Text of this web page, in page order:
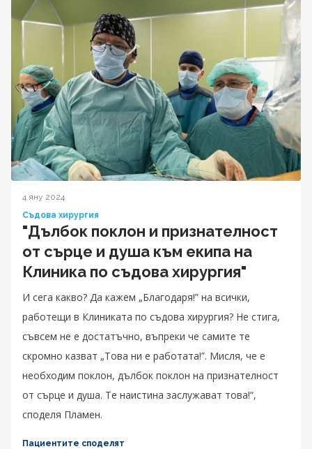
4 яну 2024
Съдова хирургия
"Дълбок поклон и признателност
от сърце и душа към екипа на
Клиника по съдова хирургия"
И сега какво? Да кажем „Благодаря!” на всички,
работещи в Клиниката по съдова хирургия? Не стига,
съвсем не е достатъчно, въпреки че самите те
скромно казват „Това ни е работата!”. Мисля, че е
необходим поклон, дълбок поклон на признателност
от сърце и душа. Те наистина заслужават това!“,
споделя Пламен.
Пациентите споделят